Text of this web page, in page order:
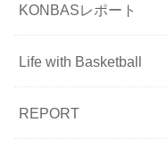
KONBASレポート
Life with Basketball
REPORT